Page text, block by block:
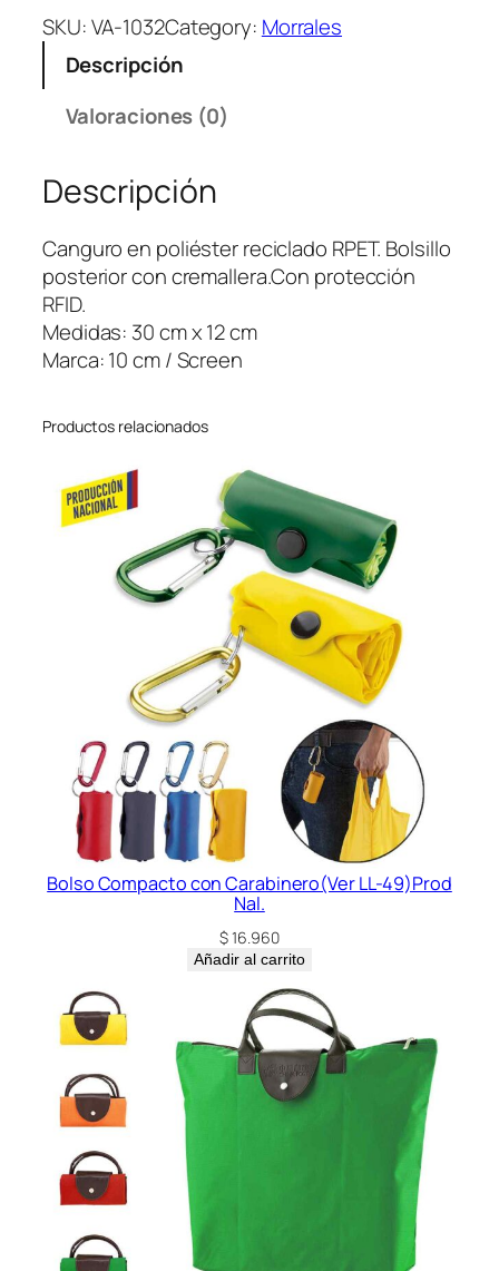
n
g
t
h
o
s
R
P
E
a
SKU:VA-1032Category: Morrales
Descripción
Valoraciones (0)
Descripción
Canguro en poliéster reciclado RPET. Bolsillo
posterior con cremallera.Con protección
RFID.
Medidas: 30 cm x 12 cm
Marca: 10 cm / Screen
Productos relacionados
Bolso Compacto con Carabinero(Ver LL-49)Prod
Nal.
$16.960
Añadir al carrito